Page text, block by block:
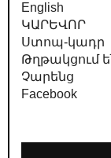
English
ԿԱՐԵՎՈՐ
Ստոպ-կադր
Թղթակցում
Չարենց
Facebook